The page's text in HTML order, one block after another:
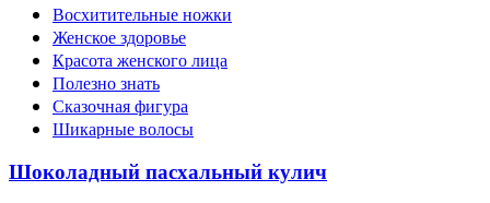
Восхитительные ножки
Женское здоровье
Красота женского лица
Полезно знать
Сказочная фигура
Шикарные волосы
Шоколадный пасхальный кулич